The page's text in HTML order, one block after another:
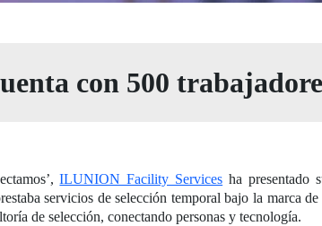
con 500
ILUNION Facility Services ha presentado
servicios de selección temporal bajo la marca
de selección, conectando personas y tecnología.